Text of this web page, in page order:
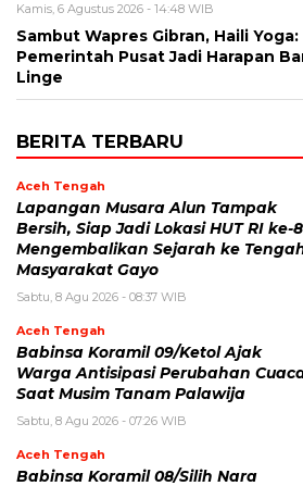
Kamis, 6 Agustus 2026 - 14:48 WIB
‎Sambut Wapres Gibran, Haili
Pemerintah Pusat Jadi Harapan
Linge
BERITA TERBARU
Aceh Tengah
Lapangan Musara Alun Tampak
Bersih, Siap Jadi Lokasi HUT RI ke-
Mengembalikan Sejarah ke
Masyarakat Gayo
Sabtu, 8 Agu 2026 - 08:37 WIB
Aceh Tengah
‎Babinsa Koramil 09/Ketol Ajak
Warga Antisipasi Perubahan
Saat Musim Tanam Palawija
Sabtu, 8 Agu 2026 - 07:26 WIB
Aceh Tengah
‎Babinsa Koramil 08/Silih Nara